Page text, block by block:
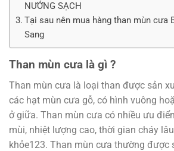
NƯỚNG SẠCH
Tại sau nên mua hàng than mùn cưa
Sang
Than mùn cưa là gì ?
Than mùn cưa là loại than được sản
các hạt mùn cưa gỗ, có hình vuông
ở giữa. Than mùn cưa có nhiều ưu
mùi, nhiệt lượng cao, thời gian cháy
khỏe123. Than mùn cưa thường được